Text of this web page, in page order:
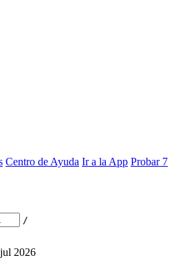
Centro de Ayuda Ir a la App Probar 7
/
2026